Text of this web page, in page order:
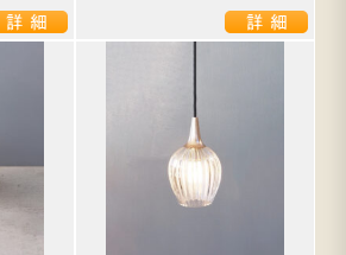
人気の検索キーワード